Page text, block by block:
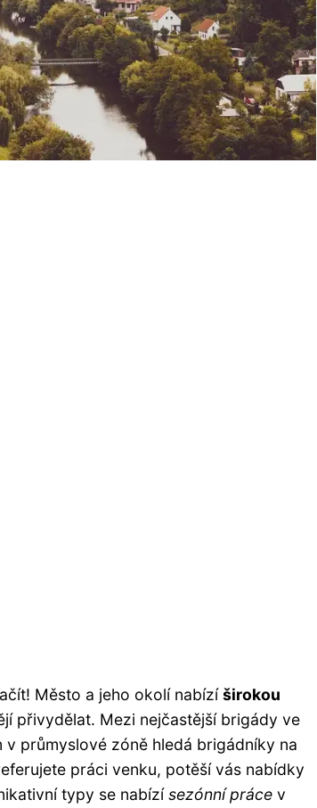
Město a jeho okolí nabízíširokou
přivydělat. Mezi nejčastější brigády ve
v průmyslové zóně hledá brigádníky na
práci venku, potěší vás nabídky
typy se nabízísezónní práce v